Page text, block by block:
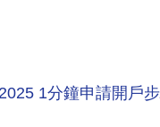
1分鐘申請開戶